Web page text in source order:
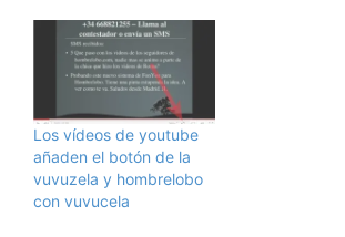
Los vídeos de youtube
añaden el botón de la
vuvuzela y hombrelobo
con vuvucela